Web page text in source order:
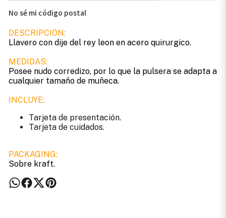
No sé mi código postal
DESCRIPCIÓN:
Llavero con dije del rey leon en acero quirurgico.
MEDIDAS:
Posee nudo corredizo, por lo que la pulsera se adapta a
cualquier tamaño de muñeca.
INCLUYE:
Tarjeta de presentación.
Tarjeta de cuidados.
PACKAGING:
Sobre kraft.